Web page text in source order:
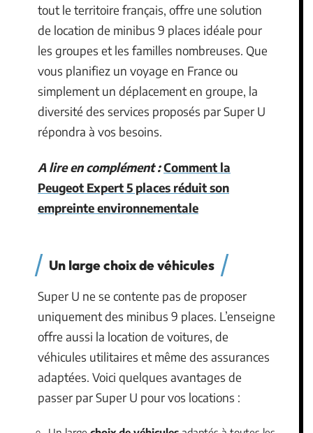
tout le territoire français, offre une solution
de location de minibus 9 places idéale pour
les groupes et les familles nombreuses. Que
vous planifiez un voyage en France ou
simplement un déplacement en groupe, la
diversité des services proposés par Super U
répondra à vos besoins.
A lire en complément :Comment la
Peugeot Expert 5 places réduit son
empreinte environnementale
Un large choix de véhicules
Super U ne se contente pas de proposer
uniquement des minibus 9 places. L’enseigne
offre aussi la location de voitures, de
véhicules utilitaires et même des assurances
adaptées. Voici quelques avantages de
passer par Super U pour vos locations :